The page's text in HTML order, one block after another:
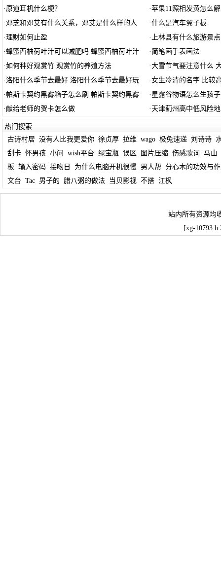
· 原道耳机什么梗？ ·苹果11照相发黄怎么
· 邓芝和邓艾有什么关系，邓艾是什么样的人 ·什么是汽车翼子板
·理财如何止盈 · 上林县有什么旅游景点
·蜂蜜西柚荷叶汁可以减肥吗 蜂蜜西柚荷叶汁 ·简笔画手表画法
·如何种好观赏竹 观赏竹的养殖方法 ·大雪节气要注意什么
·洛阳什么季节去最好 洛阳什么季节去最好玩 ·女生冷清的名字 比较
· 帕斯卡契约黑雾箱子怎么刷 帕斯卡契约黑雾 · 星露谷物语怎么生孩子
·献给老师的贺卡怎么做 · 天津蓟州高中低风险
热门搜索
古诗村居 没有人比我更爱你 徐贞厚 拉维 wago 极兔速递 刘诗诗
刮卡 怀男孩 小问 wish平台 绿宝瓶 误区 图片压缩 伤感歌词
马山
板 输入密码 接吻日 为什么电脑开机很慢 男人帮 分心木的功效与
文台 Tac 男子的 腊八粥的做法 当贝影视 不搭 江枫
站内所有资源均
[xg-10793